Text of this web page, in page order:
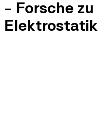
- Forsche zu
Elektrostatik